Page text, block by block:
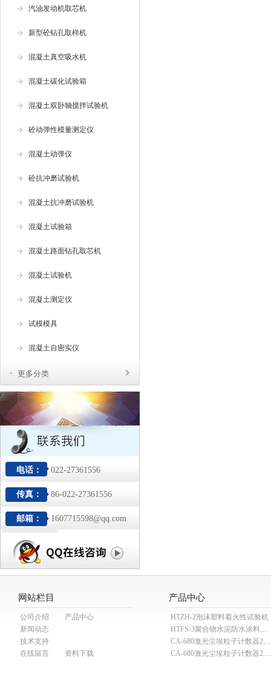
汽油发动机取芯机
新型砼钻孔取样机
混凝土真空吸水机
混凝土碳化试验箱
混凝土双卧轴搅拌试验机
砼动弹性模量测定仪
混凝土动弹仪
砼抗冲磨试验机
混凝土抗冲磨试验机
混凝土试验箱
混凝土路面钻孔取芯机
混凝土试验机
混凝土测定仪
试模模具
混凝土自密实仪
更多分类
电话： 022-27361556
传真： 86-022-27361556
邮箱： 1607715598@qq.com
网站栏目
公司介绍
产品中心
新闻动态
技术支持
在线留言
资料下载
产品中心
HTZH-2泡沫塑料着火性试验机
HTFS-3聚合物水泥防水涂料分散机
CA-680激光尘埃粒子计数器28.3L
CA-680激光尘埃粒子